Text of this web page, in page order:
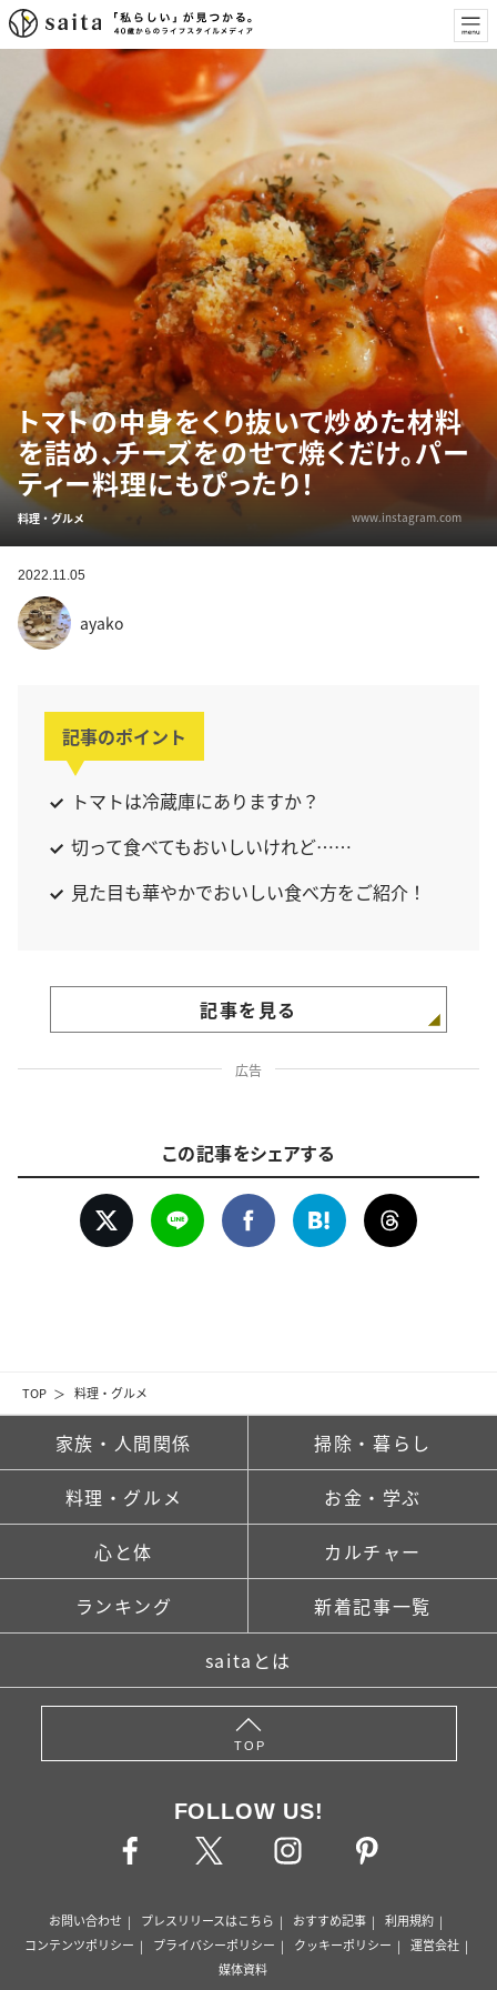
TOP 料理・グルメ
トマトの中身をくり抜いて炒めた材料
を詰め、チーズをのせて焼くだけ。パー
ティー料理にもぴったり！
料理・グルメ www.instagram.com
2022.11.05
ayako
記事のポイント
トマトは冷蔵庫にありますか？
切って食べてもおいしいけれど……
見た目も華やかでおいしい食べ方をご紹介！
記事を見る
広告
この記事をシェアする
家族・人間関係 掃除・暮らし
料理・グルメ お金・学ぶ
心と体 カルチャー
ランキング 新着記事一覧
saitaとは
TOP
FOLLOW US!
お問い合わせ プレスリリースはこちら おすすめ記事
利用規約
コンテンツポリシー
プライバシーポリシー クッキーポリシー
運営会社
媒体資料